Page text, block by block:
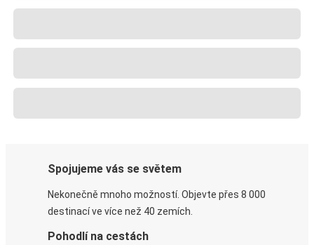
Spojujeme vás se světem
Nekonečně mnoho možností. Objevte přes 8 000
destinací ve více než 40 zemích.
Pohodlí na cestách